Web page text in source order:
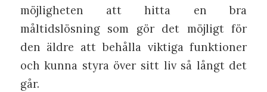
möjligheten att hitta en bra
måltidslösning som gör det möjligt för
den äldre att behålla viktiga funktioner
och kunna styra över sitt liv så långt det
går.